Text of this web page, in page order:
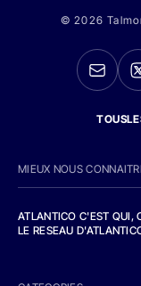
© 2026
MIEUX NOUS
ATLANTICO C'EST QUI,
LE RESEAU